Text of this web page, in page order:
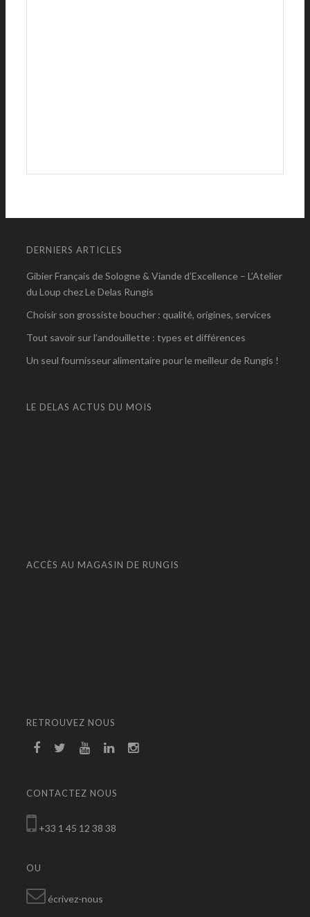
DERNIERS ARTICLES
Gibier Français de Sologne & Viande d’Excellence – L’Atelier
du Loup chez Le Delas Rungis
Choisir son grossiste boucher : qualité, origines, services
Tout savoir sur l’andouillette : types et différences
Un seul fournisseur alimentaire pour le meilleur de Rungis !
LE DELAS ACTUS DU MOIS
ACCÈS AU MAGASIN DE RUNGIS
RETROUVEZ NOUS
CONTACTEZ NOUS
+33 1 45 12 38 38
OU
écrivez-nous